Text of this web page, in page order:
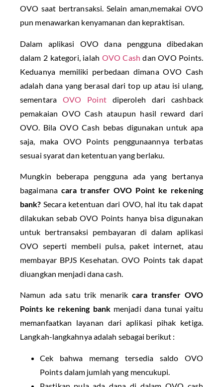
OVO saat bertransaksi. Selain aman,memakai OVO
pun menawarkan kenyamanan dan kepraktisan.
Dalam aplikasi OVO dana pengguna dibedakan
dalam 2 kategori, ialah OVO Cash dan OVO Points.
Keduanya memiliki perbedaan dimana OVO Cash
adalah dana yang berasal dari top up atau isi ulang,
sementara OVO Pointdiperoleh dari cashback
pemakaian OVO Cash ataupun hasil reward dari
OVO. Bila OVO Cash bebas digunakan untuk apa
saja, maka OVO Points penggunaannya terbatas
sesuai syarat dan ketentuan yang berlaku.
Mungkin beberapa pengguna ada yang bertanya
bagaimana cara transfer OVO Point ke rekening
bank? Secara ketentuan dari OVO, hal itu tak dapat
dilakukan sebab OVO Points hanya bisa digunakan
untuk bertransaksi pembayaran di dalam aplikasi
OVO seperti membeli pulsa, paket internet, atau
membayar BPJS Kesehatan. OVO Points tak dapat
diuangkan menjadi dana cash.
Namun ada satu trik menarik cara transfer OVO
Points ke rekening bankmenjadi dana tunai yaitu
memanfaatkan layanan dari aplikasi pihak ketiga.
Langkah-langkahnya adalah sebagai berikut :
Cek bahwa memang tersedia saldo OVO
Points dalam jumlah yang mencukupi.